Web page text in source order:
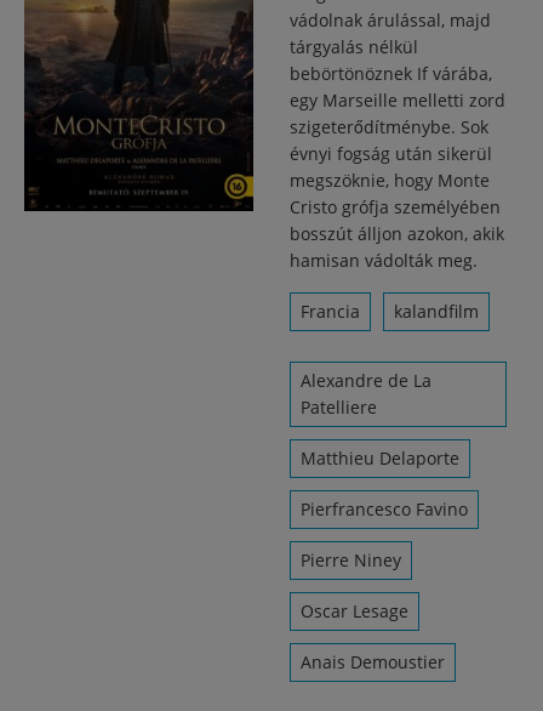
vádolnak árulással, majd
tárgyalás nélkül
bebörtönöznek If várába,
egy Marseille melletti zord
szigeterődítménybe. Sok
évnyi fogság után sikerül
megszöknie, hogy Monte
Cristo grófja személyében
bosszút álljon azokon, akik
hamisan vádolták meg.
Francia kalandfilm
Alexandre de La
Patelliere
Matthieu Delaporte
Pierfrancesco Favino
Pierre Niney
Oscar Lesage
Anais Demoustier